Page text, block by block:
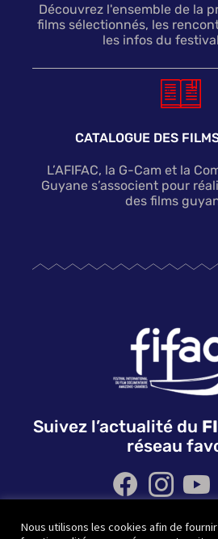
Découvrez l'ensemble de la
films sélectionnés, les
les infos du
CATALOGUE DES
L’AFIFAC, la G-Cam et la
Guyane s’associent pour
des films
Suivez l’actualité du
réseau
QUI SOMMES NOUS ? NOS
Nous utilisons les cookies afin de